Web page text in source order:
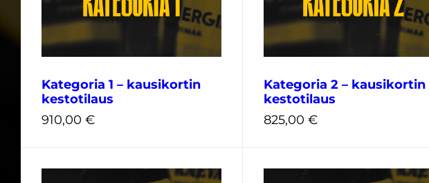
Kategoria 1 – kausikortin
kestotilaus
910,00 €
Kategoria 2 – kausikortin
kestotilaus
825,00 €